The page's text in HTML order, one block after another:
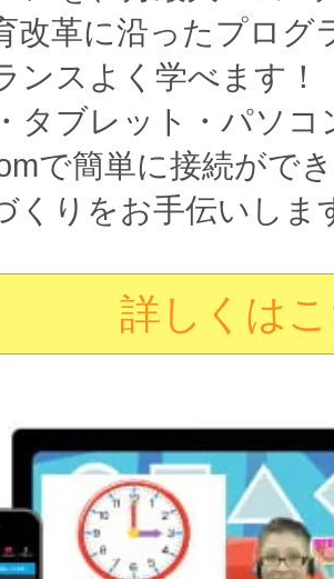
改革に沿ったプログ
ンスよく学べます！
タブレット・パソ
で簡単に接続がで
くりをお手伝いしま
詳しくは